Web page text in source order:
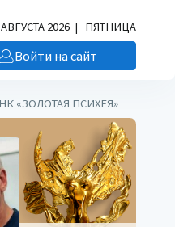
АВГУСТА 2026 | ПЯТНИЦА
Войти на сайт
«ЗОЛОТАЯ ПСИХЕЯ»